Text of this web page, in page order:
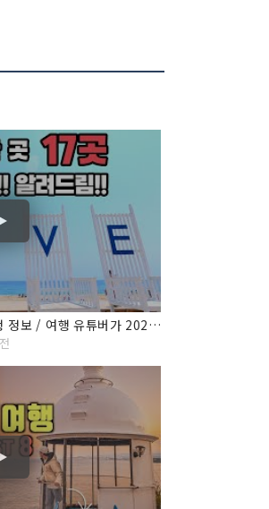
5분 만에 정리하는 강원도 여행 정보 / 여행 유튜버가 2020년 다녀 온 강원도 여행 BEST 17